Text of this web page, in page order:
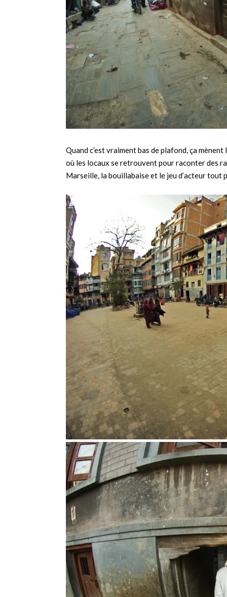
Quand c’est vraiment bas de plafond, ça
où les locaux se retrouvent pour raconter des
Marseille, la bouillabaise et le jeu d’acteur tout